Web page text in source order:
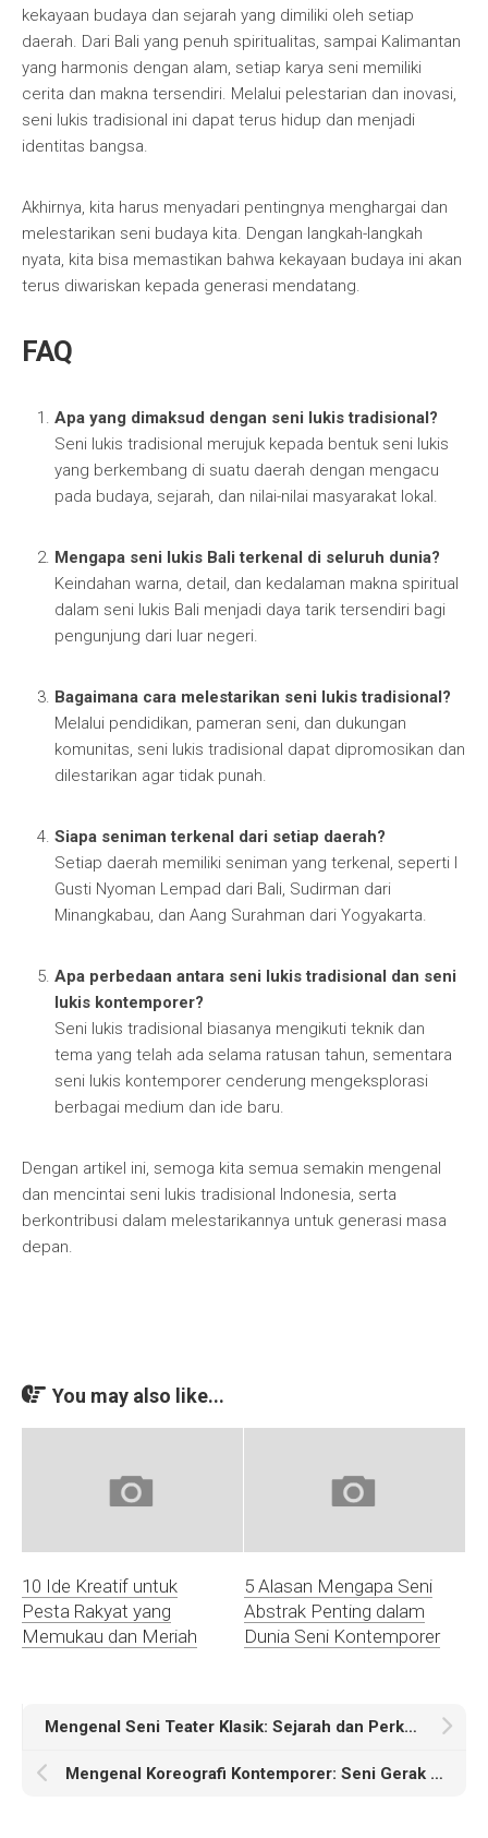
kekayaan budaya dan sejarah yang dimiliki oleh setiap
daerah. Dari Bali yang penuh spiritualitas, sampai Kalimantan
yang harmonis dengan alam, setiap karya seni memiliki
cerita dan makna tersendiri. Melalui pelestarian dan inovasi,
seni lukis tradisional ini dapat terus hidup dan menjadi
identitas bangsa.
Akhirnya, kita harus menyadari pentingnya menghargai dan
melestarikan seni budaya kita. Dengan langkah-langkah
nyata, kita bisa memastikan bahwa kekayaan budaya ini akan
terus diwariskan kepada generasi mendatang.
FAQ
Apa yang dimaksud dengan seni lukis tradisional?
Seni lukis tradisional merujuk kepada bentuk seni lukis
yang berkembang di suatu daerah dengan mengacu
pada budaya, sejarah, dan nilai-nilai masyarakat lokal.
Mengapa seni lukis Bali terkenal di seluruh dunia?
Keindahan warna, detail, dan kedalaman makna spiritual
dalam seni lukis Bali menjadi daya tarik tersendiri bagi
pengunjung dari luar negeri.
Bagaimana cara melestarikan seni lukis tradisional?
Melalui pendidikan, pameran seni, dan dukungan
komunitas, seni lukis tradisional dapat dipromosikan dan
dilestarikan agar tidak punah.
Siapa seniman terkenal dari setiap daerah?
Setiap daerah memiliki seniman yang terkenal, seperti I
Gusti Nyoman Lempad dari Bali, Sudirman dari
Minangkabau, dan Aang Surahman dari Yogyakarta.
Apa perbedaan antara seni lukis tradisional dan seni
lukis kontemporer?
Seni lukis tradisional biasanya mengikuti teknik dan
tema yang telah ada selama ratusan tahun, sementara
seni lukis kontemporer cenderung mengeksplorasi
berbagai medium dan ide baru.
Dengan artikel ini, semoga kita semua semakin mengenal
dan mencintai seni lukis tradisional Indonesia, serta
berkontribusi dalam melestarikannya untuk generasi masa
depan.
You may also like...
10 Ide Kreatif untuk
Pesta Rakyat yang
Memukau dan Meriah
5 Alasan Mengapa Seni
Abstrak Penting dalam
Dunia Seni Kontemporer
Mengenal Seni Teater Klasik: Sejarah dan Perkembangannya
Mengenal Koreografi Kontemporer: Seni Gerak Masa Kini yang Menginspirasi